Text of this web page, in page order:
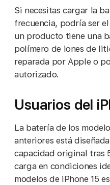
Si necesitas cargar la
frecuencia, podría ser
un producto tiene una
polímero de iones de
reparada por Apple o
autorizado.
Usuarios del
La batería de los
anteriores está
capacidad original tras
carga en condiciones
modelos de iPhone 15